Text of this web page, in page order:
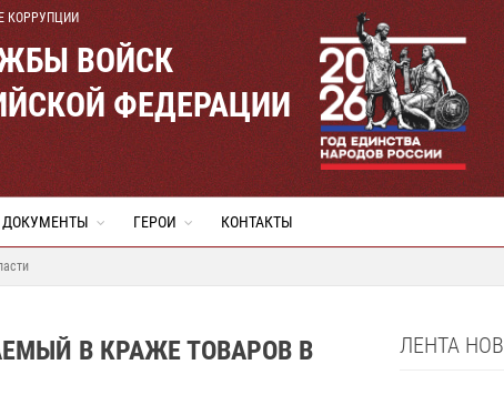
КОРРУПЦИИ
ВОЙСК
ФЕДЕРАЦИИ
ДОКУМЕНТЫ ГЕРОИ КОНТАКТЫ
В КРАЖЕ ТОВАРОВ В
ЛЕНТА